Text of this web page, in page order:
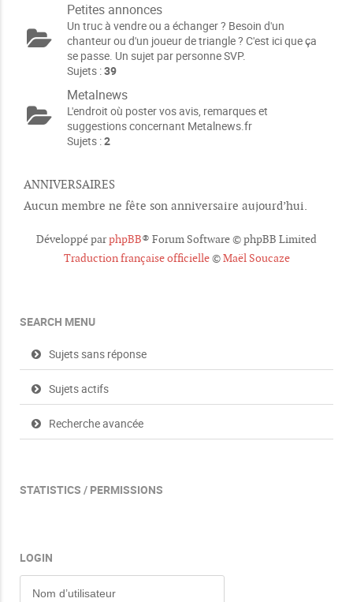
Petites annonces
Un truc à vendre ou a échanger ? Besoin d'un
chanteur ou d'un joueur de triangle ? C'est ici que ça
se passe. Un sujet par personne SVP.
Sujets :39
Metalnews
L'endroit où poster vos avis, remarques et
suggestions concernant Metalnews.fr
Sujets :2
ANNIVERSAIRES
Aucun membre ne fête son anniversaire aujourd’hui.
Développé parphpBB® Forum Software © phpBB Limited
Traduction française officielle©Maël Soucaze
SEARCH MENU
Sujets sans réponse
Sujets actifs
Recherche avancée
STATISTICS / PERMISSIONS
LOGIN